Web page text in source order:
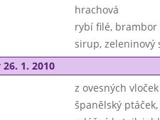
hrachová
rybí filé, brambor
sirup, zeleninový
1. 2010
z ovesných vloček
španělský